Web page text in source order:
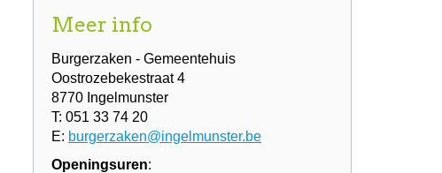
Meer info
Burgerzaken - Gemeentehuis
Oostrozebekestraat 4
8770 Ingelmunster
T: 051 33 74 20
E: burgerzaken@ingelmunster.be
Openingsuren: